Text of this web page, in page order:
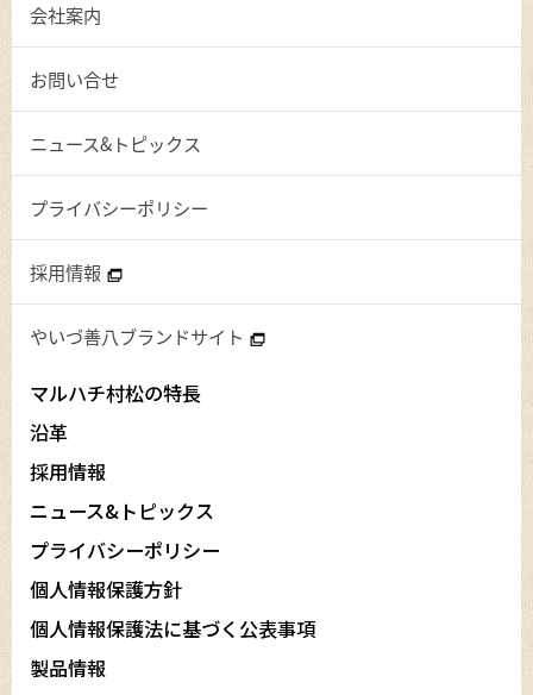
会社案内
お問い合せ
ニュース&トピックス
プライバシーポリシー
採用情報
やいづ善八ブランドサイト
マルハチ村松の特長
沿革
採用情報
ニュース&トピックス
プライバシーポリシー
個人情報保護方針
個人情報保護法に基づく公表事項
製品情報